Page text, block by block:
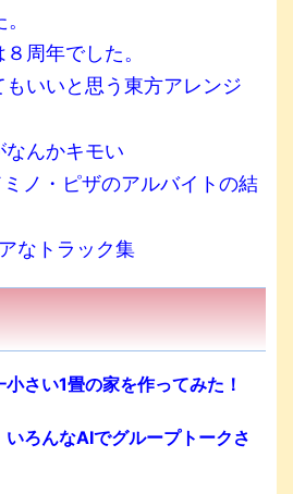
周年でした。
もいいと思う東方アレンジ
んかキモい
ノ・ピザのアルバイトの結
なトラック集
小さい1畳の家を作ってみた！
いろんなAIでグループトークさ